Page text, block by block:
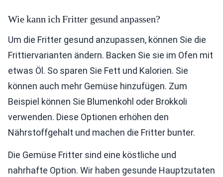
Wie kann ich Fritter gesund anpassen?
Um die Fritter gesund anzupassen, können Sie die
Frittiervarianten ändern. Backen Sie sie im Ofen mit
etwas Öl. So sparen Sie Fett und Kalorien. Sie
können auch mehr Gemüse hinzufügen. Zum
Beispiel können Sie Blumenkohl oder Brokkoli
verwenden. Diese Optionen erhöhen den
Nährstoffgehalt und machen die Fritter bunter.
Die Gemüse Fritter sind eine köstliche und
nahrhafte Option. Wir haben gesunde Hauptzutaten